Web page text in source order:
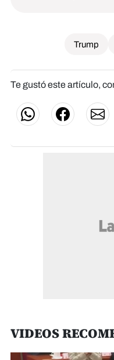
Trump
Te gustó este artículo,
VIDEOS